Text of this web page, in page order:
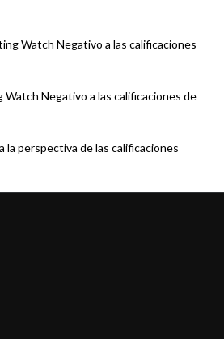
Watch Negativo a las calificaciones
Watch Negativo a las calificaciones de
la perspectiva de las calificaciones
internacionales de HSBC Bank